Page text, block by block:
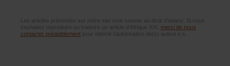
Les articles présentés sur notre site sont soumis au droit d’auteur. Si vous
souhaitez reproduire ou traduire un article d’Afrique XXI, merci de nous
contacter préalablement pour obtenir l’autorisation de(s) auteur.e.s.